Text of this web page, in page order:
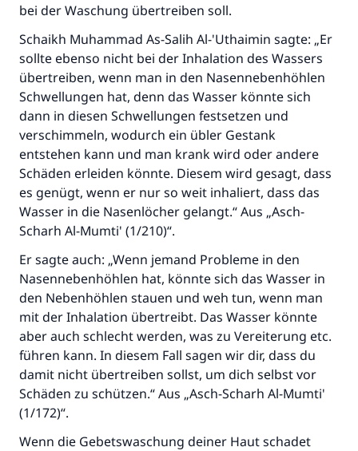
bei der Waschung übertreiben soll.
Schaikh Muhammad As-Salih Al-'Uthaimin sagte: „Er
sollte ebenso nicht bei der Inhalation des Wassers
übertreiben, wenn man in den Nasennebenhöhlen
Schwellungen hat, denn das Wasser könnte sich
dann in diesen Schwellungen festsetzen und
verschimmeln, wodurch ein übler Gestank
entstehen kann und man krank wird oder andere
Schäden erleiden könnte. Diesem wird gesagt, dass
es genügt, wenn er nur so weit inhaliert, dass das
Wasser in die Nasenlöcher gelangt.“ Aus „Asch-
Scharh Al-Mumti' (1/210)“.
Er sagte auch: „Wenn jemand Probleme in den
Nasennebenhöhlen hat, könnte sich das Wasser in
den Nebenhöhlen stauen und weh tun, wenn man
mit der Inhalation übertreibt. Das Wasser könnte
aber auch schlecht werden, was zu Vereiterung etc.
führen kann. In diesem Fall sagen wir dir, dass du
damit nicht übertreiben sollst, um dich selbst vor
Schäden zu schützen.“ Aus „Asch-Scharh Al-Mumti'
(1/172)“.
Wenn die Gebetswaschung deiner Haut schadet